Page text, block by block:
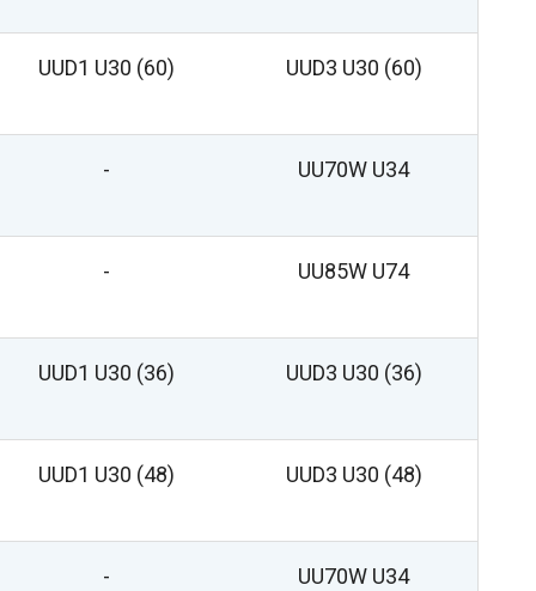
UUD1 U30 (60) UUD3 U30 (60)
- UU70W U34
- UU85W U74
UUD1 U30 (36) UUD3 U30 (36)
UUD1 U30 (48) UUD3 U30 (48)
- UU70W U34